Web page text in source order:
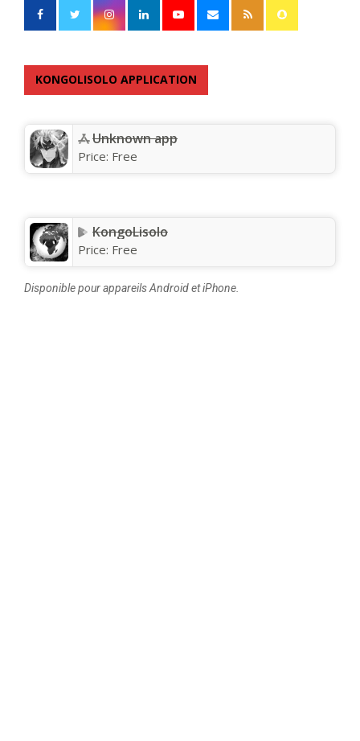
KONGOLISOLO APPLICATION
Unknown app
Price: Free
KongoLisolo
Price: Free
Disponible pour appareils Android et iPhone.